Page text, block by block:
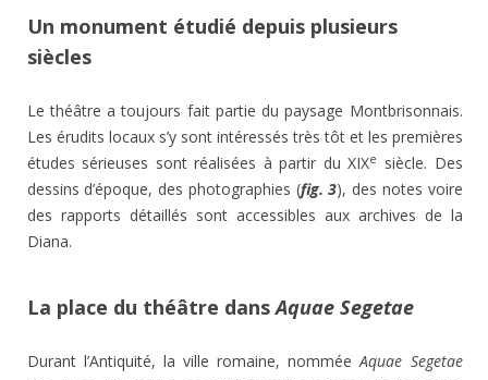
Un monument étudié depuis plusieurs
siècles
Le théâtre a toujours fait partie du paysage Montbrisonnais.
Les érudits locaux s’y sont intéressés très tôt et les premières
études sérieuses sont réalisées à partir du XIXe
siècle. Des
dessins d’époque, des photographies (fig. 3), des notes voire
des rapports détaillés sont accessibles aux archives de la
Diana.
La place du théâtre dansAquae Segetae
Durant l’Antiquité, la ville romaine, nomméeAquae Segetae